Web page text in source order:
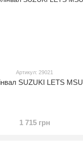
Артикул: 29021
SUZUKI LETS MSU
1 715 грн